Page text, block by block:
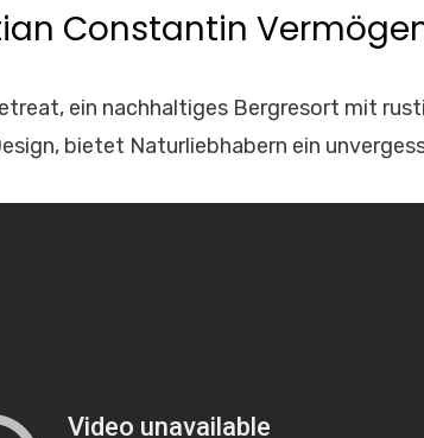
Constantin
ein nachhaltiges Bergresort mit
bietet Naturliebhabern ein